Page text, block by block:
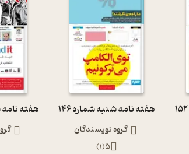
هفته نامه شنبه شماره 146
گروه نویسندگان
5
(
1
)
هفته نامه